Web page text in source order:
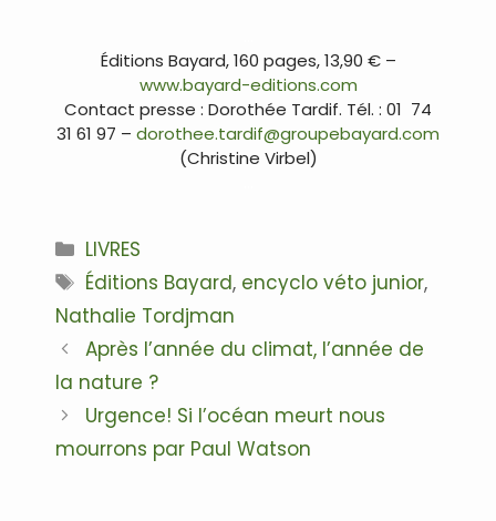
Éditions Bayard, 160 pages, 13,90 € –
www.bayard-editions.com
Contact presse : Dorothée Tardif. Tél. : 01 74
31 61 97 – dorothee.tardif@groupebayard.com
(Christine Virbel)
Catégories
LIVRES
Étiquettes
Éditions Bayard, encyclo véto junior,
Nathalie Tordjman
Navigation
des
Après l’année du climat, l’année de
la nature ?
Urgence! Si l’océan meurt nous
mourrons par Paul Watson